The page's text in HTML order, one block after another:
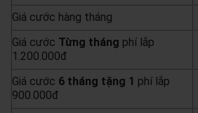
Giá cước hàng tháng
Giá cước Từng tháng phí lắp
1.200.000đ
Giá cước 6 tháng tặng 1 phí lắp
900.000đ